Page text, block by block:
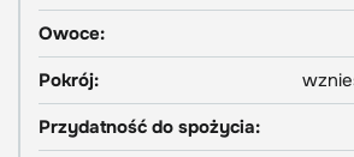
Owoce:
Pokrój:
Przydatność do spożycia: